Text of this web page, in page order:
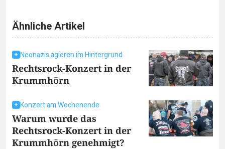
Ähnliche Artikel
Neonazis agieren im Hintergrund
Rechtsrock-Konzert in der
Krummhörn
Konzert am Wochenende
Warum wurde das
Rechtsrock-Konzert in der
Krummhörn genehmigt?